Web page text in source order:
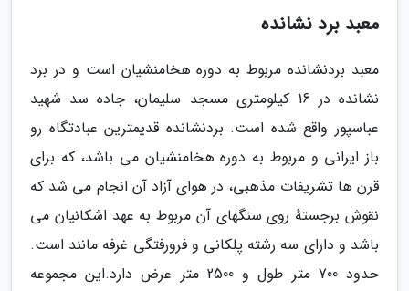
معبد برد نشانده
معبد بردنشانده مربوط به دوره هخامنشیان است و در برد
نشانده در 16 کیلومتری مسجد سلیمان، جاده سد شهید
عباسپور واقع شده است. بردنشانده قدیمترین عبادتگاه رو
باز ایرانی و مربوط به دوره هخامنشیان می باشد، که برای
قرن ها تشریفات مذهبی، در هوای آزاد آن انجام می شد که
نقوش برجستهٔ روی سنگهای آن مربوط به عهد اشکانیان می
باشد و دارای سه رشته پلکانی و فرورفتگی غرفه مانند است.
حدود 700 متر طول و 2500 متر عرض دارد.این مجموعه